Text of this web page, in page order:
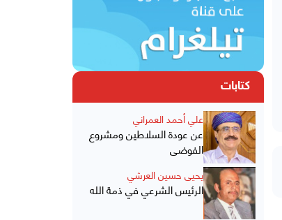
كتابات
علي أحمد العمراني
عن عودة السلاطين ومشروع
الفوضى
يحيى حسين العرشي
الرئيس الشرعي في ذمة الله